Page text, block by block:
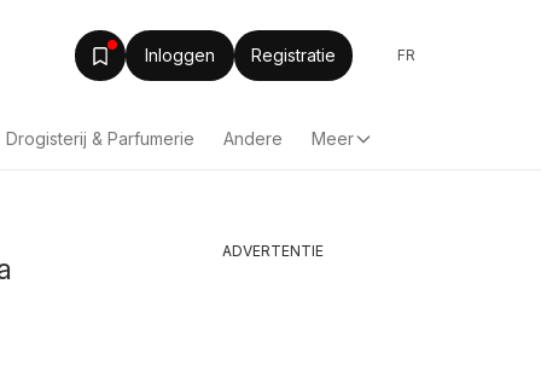
Inloggen Registratie FR
Drogisterij & Parfumerie Andere Meer
ADVERTENTIE